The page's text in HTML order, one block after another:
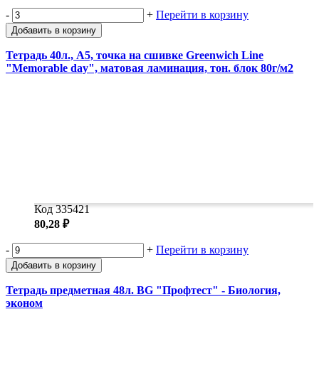
- + Перейти в корзину
Добавить в корзину
Тетрадь 40л., А5, точка на сшивке Greenwich Line
"Memorable day", матовая ламинация, тон. блок 80г/м2
Код 335421
80,28 ₽
- + Перейти в корзину
Добавить в корзину
Тетрадь предметная 48л. BG "Профтест" - Биология,
эконом